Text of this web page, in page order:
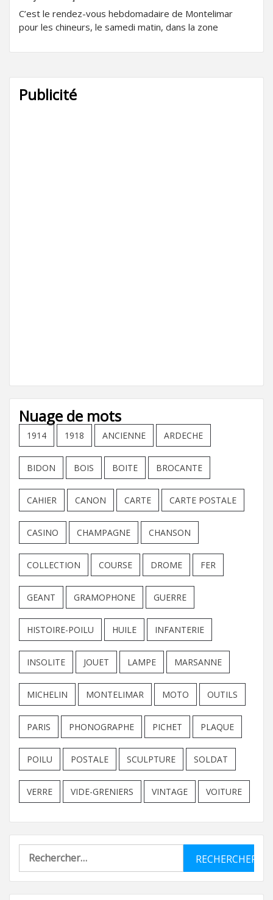
C’est le rendez-vous hebdomadaire de Montelimar
pour les chineurs, le samedi matin, dans la zone
Publicité
Nuage de mots
1914 1918 ANCIENNE ARDECHE
BIDON BOIS BOITE BROCANTE
CAHIER CANON CARTE CARTE POSTALE
CASINO CHAMPAGNE CHANSON
COLLECTION COURSE DROME FER
GEANT GRAMOPHONE GUERRE
HISTOIRE-POILU HUILE INFANTERIE
INSOLITE JOUET LAMPE MARSANNE
MICHELIN MONTELIMAR MOTO OUTILS
PARIS PHONOGRAPHE PICHET PLAQUE
POILU POSTALE SCULPTURE SOLDAT
VERRE VIDE-GRENIERS VINTAGE VOITURE
Rechercher :